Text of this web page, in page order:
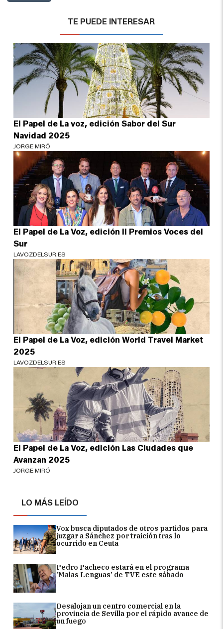
LO MÁS LEÍDO
Vox busca diputados de otros partidos para
juzgar a Sánchez por traición tras lo
ocurrido en Ceuta
Pedro Pacheco estará en el programa
'Malas Lenguas' de TVE este sábado
Desalojan un centro comercial en la
provincia de Sevilla por el rápido avance de
un fuego
TE PUEDE INTERESAR
El Papel de La voz, edición Sabor del Sur
Navidad 2025
JORGE MIRÓ
El Papel de La Voz, edición II Premios Voces del
Sur
LAVOZDELSUR.ES
El Papel de La Voz, edición World Travel Market
2025
LAVOZDELSUR.ES
El Papel de La Voz, edición Las Ciudades que
Avanzan 2025
JORGE MIRÓ